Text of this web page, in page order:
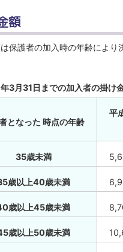
額
保護者の加入時の年齢により
3月31日までの加入者の掛け
となった 時点の年齢
平
35歳未満
歳以上40歳未満
歳以上45歳未満
歳以上50歳未満